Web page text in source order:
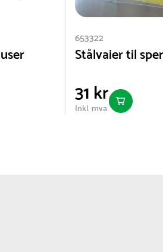
653322
Stålvaier til
31 kr
Inkl. mva